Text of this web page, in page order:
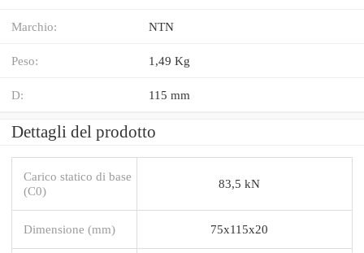
Marchio: NTN
Peso: 1,49 Kg
D: 115 mm
Dettagli del prodotto
Carico statico di base
(C0)
83,5 kN
Dimensione (mm) 75x115x20